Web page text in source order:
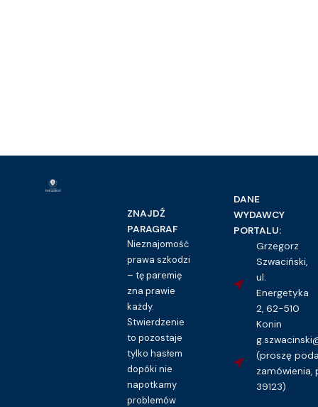
ZNAJDŹ
PARAGRAF
Nieznajomość
prawa szkodzi
– tę paremię
zna prawie
każdy.
Stwierdzenie
to pozostaje
tylko hasłem
dopóki nie
napotkamy
problemów
DANE
WYDAWCY
PORTALU:
Grzegorz
Szwaciński,
ul.
Energetyka
2, 62-510
Konin
(proszę
zamówienia,
39123)